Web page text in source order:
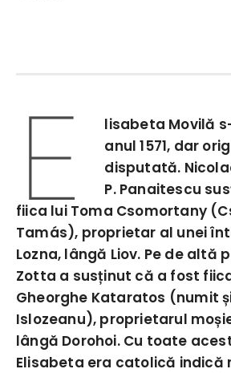
E
lisabeta Movilă
anul 1571, dar
disputată.
P. Panaitescu
fiica lui Toma Csomortany
Tamás), proprietar al unei
Lozna, lângă Liov. Pe de altă
Zotta a susținut că a fost
Gheorghe Kataratos (numit
Islozeanu), proprietarul
lângă Dorohoi. Cu toate
Elisabeta era catolică indică